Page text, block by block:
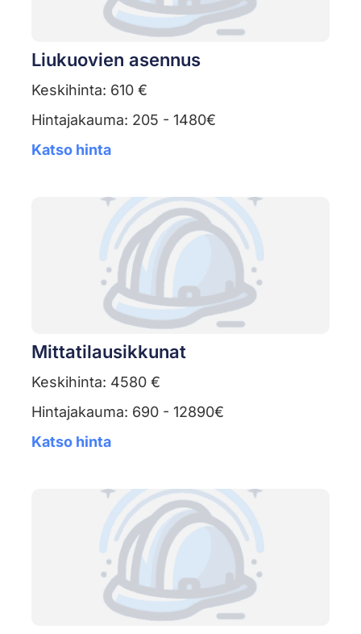
Liukuovien asennus
Keskihinta: 610 €
Hintajakauma: 205 - 1480€
Katso hinta
Mittatilausikkunat
Keskihinta: 4580 €
Hintajakauma: 690 - 12890€
Katso hinta